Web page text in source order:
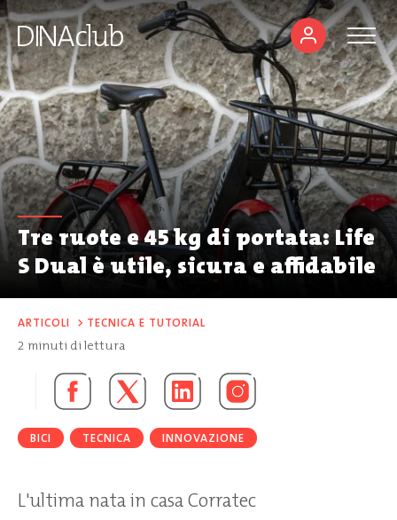
Tre ruote e 45 kg di portata: Life
S Dual è utile, sicura e affidabile
ARTICOLI > TECNICA E TUTORIAL
2 minuti di lettura
BICI TECNICA INNOVAZIONE
L'ultima nata in casa Corratec